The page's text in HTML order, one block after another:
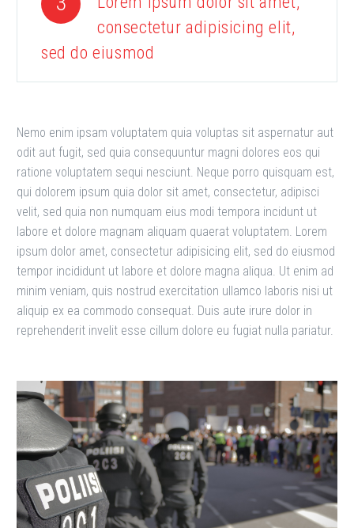
consectetur adipisicing elit,
sed do eiusmod
Nemo enim ipsam voluptatem quia voluptas sit aspernatur aut
odit aut fugit, sed quia consequuntur magni dolores eos qui
ratione voluptatem sequi nesciunt. Neque porro quisquam est,
qui dolorem ipsum quia dolor sit amet, consectetur, adipisci
velit, sed quia non numquam eius modi tempora incidunt ut
labore et dolore magnam aliquam quaerat voluptatem. Lorem
ipsum dolor amet, consectetur adipisicing elit, sed do eiusmod
tempor incididunt ut labore et dolore magna aliqua. Ut enim ad
minim veniam, quis nostrud exercitation ullamco laboris nisi ut
aliquip ex ea commodo consequat. Duis aute irure dolor in
reprehenderit invelit esse cillum dolore eu fugiat nulla pariatur.